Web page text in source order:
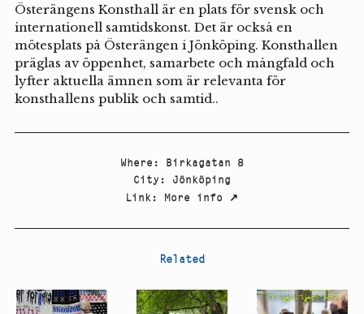
Österängens Konsthall är en plats för svensk och
internationell samtidskonst. Det är också en
mötesplats på Österängen i Jönköping. Konsthallen
präglas av öppenhet, samarbete och mångfald och
lyfter aktuella ämnen som är relevanta för
konsthallens publik och samtid..
Where : Birkagatan 8
City: Jönköping
Link: More info ↗
Related